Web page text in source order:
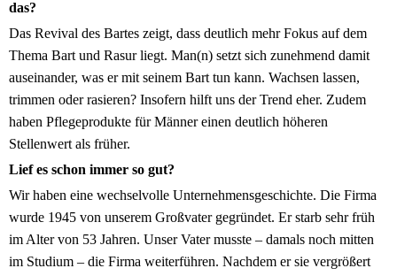
das?
Das Revival des Bartes zeigt, dass deutlich mehr Fokus auf dem
Thema Bart und Rasur liegt. Man(n) setzt sich zunehmend damit
auseinander, was er mit seinem Bart tun kann. Wachsen lassen,
trimmen oder rasieren? Insofern hilft uns der Trend eher. Zudem
haben Pflegeprodukte für Männer einen deutlich höheren
Stellenwert als früher.
Lief es schon immer so gut?
Wir haben eine wechselvolle Unternehmensgeschichte. Die Firma
wurde 1945 von unserem Großvater gegründet. Er starb sehr früh
im Alter von 53 Jahren. Unser Vater musste – damals noch mitten
im Studium – die Firma weiterführen. Nachdem er sie vergrößert